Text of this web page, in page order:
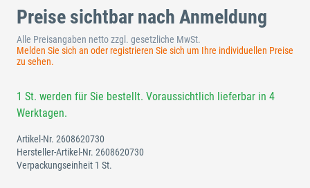
Preise sichtbar nach Anmeldung
Alle Preisangaben netto zzgl. gesetzliche MwSt.
Melden Sie sich an oder registrieren Sie sich um Ihre individuellen Preise
zu sehen.
1 St. werden für Sie bestellt. Voraussichtlich lieferbar in 4
Werktagen.
Artikel-Nr. 2608620730
Hersteller-Artikel-Nr. 2608620730
Verpackungseinheit 1 St.